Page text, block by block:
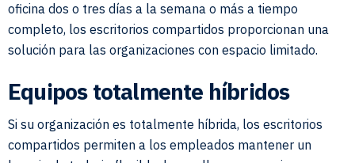
oficina dos o tres días a la semana o más a tiempo
completo, los escritorios compartidos proporcionan una
solución para las organizaciones con espacio limitado.
Equipos totalmente híbridos
Si su organización es totalmente híbrida, los escritorios
compartidos permiten a los empleados mantener un